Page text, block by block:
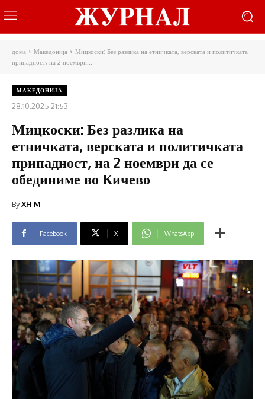
дома Македонија
Мицкоски: Без разлика на етничката, верската и политичката
припадност, на 2 ноември...
МАКЕДОНИЈА
28.10.2025 21:53
Мицкоски: Без разлика на
етничката, верската и политичката
припадност, на 2 ноември да се
обединиме во Кичево
ByXH M
Facebook X WhatsApp